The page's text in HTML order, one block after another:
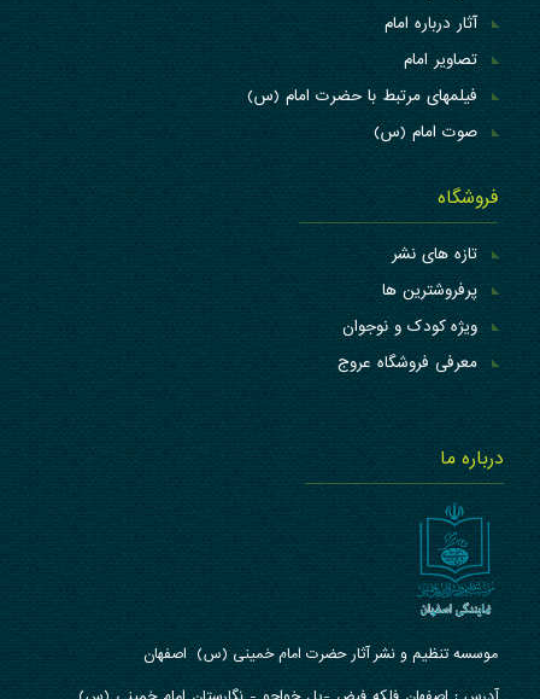
آثار درباره امام
تصاویر امام
فیلمهای مرتبط با حضرت امام (س)
صوت امام (س)
فروشگاه
تازه های نشر
پرفروشترین ها
ویژه کودک و نوجوان
معرفی فروشگاه عروج
درباره ما
موسسه تنظیم و نشر آثار حضرت امام خمینی (س) اصفهان